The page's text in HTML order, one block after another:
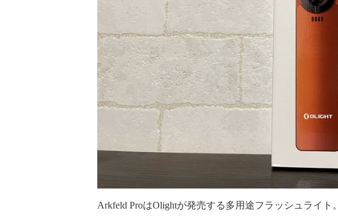
Arkfeld ProはOlightが発売する多用途フラッシュライト。